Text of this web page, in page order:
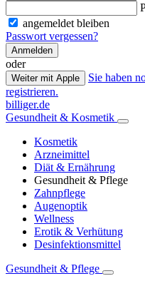
angemeldet bleiben
Passwort vergessen?
Anmelden
oder
Weiter mit Apple
Sie haben
registrieren.
billiger.de
Gesundheit & Kosmetik
Kosmetik
Arzneimittel
Diät & Ernährung
Gesundheit & Pflege
Zahnpflege
Augenoptik
Wellness
Erotik & Verhütung
Desinfektionsmittel
Gesundheit & Pflege